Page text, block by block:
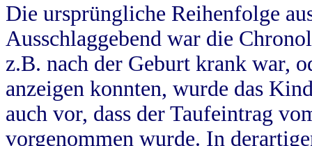
Die ursprüngliche Reihenfolge
Ausschlaggebend war die
z.B. nach der Geburt krank war,
anzeigen konnten, wurde das
auch vor, dass der Taufeintrag
vorgenommen wurde. In